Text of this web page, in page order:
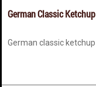
German Classic Ketchup
German classic ketchup